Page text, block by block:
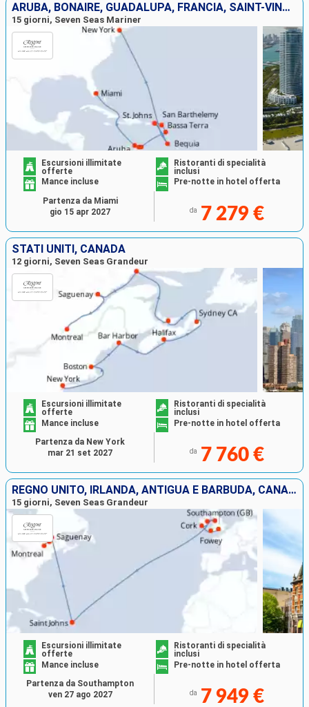
ARUBA, BONAIRE, GUADALUPA, FRANCIA, SAINT-VINCENT E LE GRENADINE, STATI UNITI
15 giorni, Seven Seas Mariner
Escursioni illimitate
offerte
Ristoranti di specialità
inclusi
Mance incluse
Pre-notte in hotel offerta
da 7 279 €
Partenza da Miami
gio 15 apr 2027
STATI UNITI, CANADA
12 giorni, Seven Seas Grandeur
Escursioni illimitate
offerte
Ristoranti di specialità
inclusi
Mance incluse
Pre-notte in hotel offerta
da 7 760 €
Partenza da New York
mar 21 set 2027
REGNO UNITO, IRLANDA, ANTIGUA E BARBUDA, CANADA
15 giorni, Seven Seas Grandeur
Escursioni illimitate
offerte
Ristoranti di specialità
inclusi
Mance incluse
Pre-notte in hotel offerta
da 7 949 €
Partenza da Southampton
ven 27 ago 2027